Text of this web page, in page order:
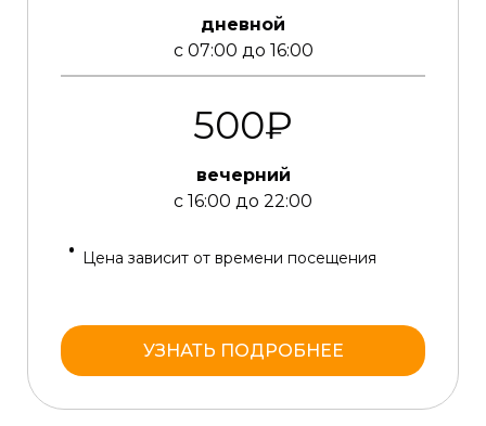
дневной
с 07:00 до 16:00
500₽
вечерний
с 16:00 до 22:00
Цена зависит от времени посещения
УЗНАТЬ ПОДРОБНЕЕ